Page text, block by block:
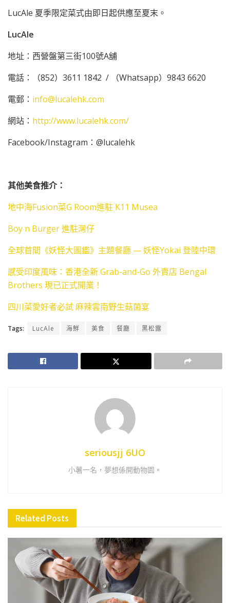
LucAle 夏季限定菜式由即日起供應至夏末。
LucAle
地址：西營盤第三街100號A舖
電話：（852）3611 1842 / （Whatsapp）9843 6620
電郵： info@lucalehk.com
網站： http://www.lucalehk.com/
Facebook/Instagram：@lucalehk
其他美食推介：
地中海Fusion菜G Room進駐 K11 Musea
Boy n Burger 進駐灣仔
全球首間《妖怪大圖鑑》主題餐廳 — 妖怪Yokai 登陸中環
感受印度風味：香港全新 Grab-and-Go 外賣店 Bengal
Brothers 現已正式開業！
四川菜愛好者必試 麻辣雲南野生菇菌宴
Tags: LucAle 海鮮 美食 餐廳 黑松露
seriousjj 6UO
小薯一名，夢想係開動物園。
Related Posts